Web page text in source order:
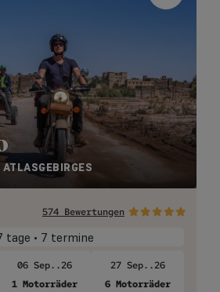
574 Bewertungen
tage • 7 termine
06 Sep..26
1 Motorräder
27 Sep..26
6 Motorräder